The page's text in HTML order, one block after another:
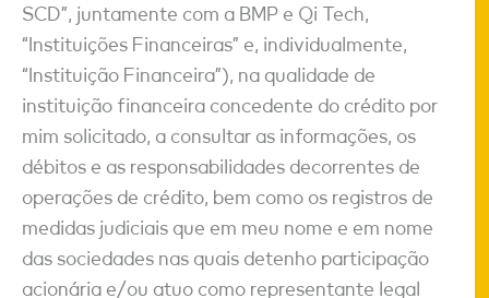
SCD”, juntamente com a BMP e Qi Tech,
“Instituições Financeiras” e, individualmente,
“Instituição Financeira”), na qualidade de
instituição financeira concedente do crédito por
mim solicitado, a consultar as informações, os
débitos e as responsabilidades decorrentes de
operações de crédito, bem como os registros de
medidas judiciais que em meu nome e em nome
das sociedades nas quais detenho participação
acionária e/ou atuo como representante legal